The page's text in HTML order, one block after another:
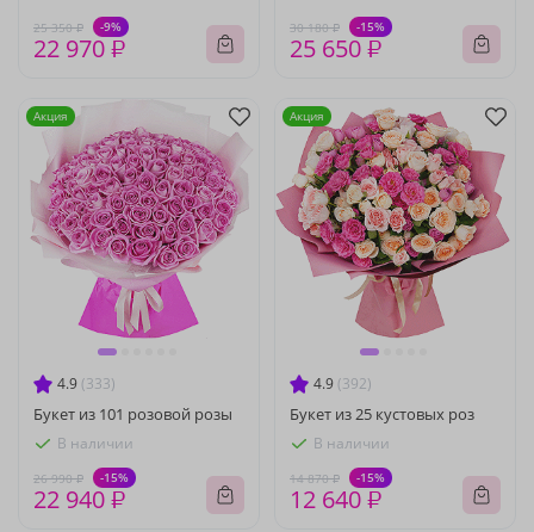
25 350 ₽ -9%
22 970 ₽
30 180 ₽ -15%
25 650 ₽
4.9 (333)
Букет из 101 розовой розы
В наличии
26 990 ₽ -15%
22 940 ₽
Акция
4.9 (392)
Букет из 25 кустовых роз
В наличии
14 870 ₽ -15%
12 640 ₽
Акция